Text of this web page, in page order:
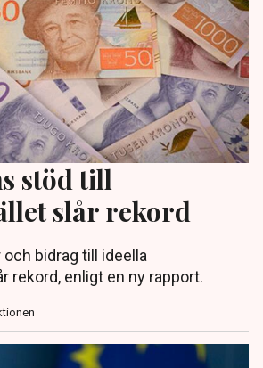
stöd till
slår rekord
bidrag till ideella
rekord, enligt en ny rapport.